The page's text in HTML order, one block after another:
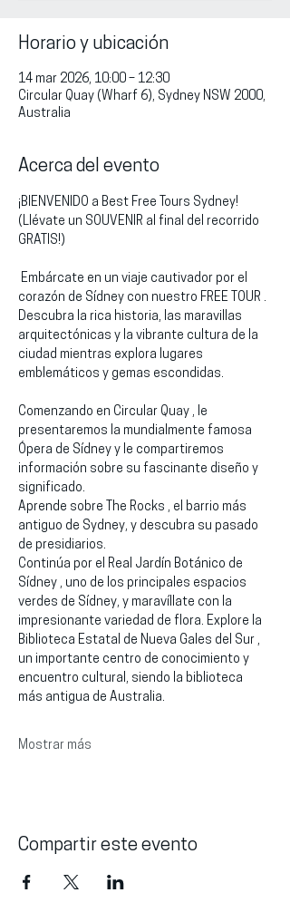
Horario y ubicación
14 mar 2026, 10:00 – 12:30
Circular Quay (Wharf 6), Sydney NSW 2000,
Australia
Acerca del evento
¡BIENVENIDO a Best Free Tours Sydney!
(Llévate un SOUVENIR al final del recorrido
GRATIS!)
corazón de Sídney con nuestro FREE TOUR .
Descubra la rica historia, las maravillas
arquitectónicas y la vibrante cultura de la
ciudad mientras explora lugares
emblemáticos y gemas escondidas.
Comenzando en Circular Quay , le
presentaremos la mundialmente famosa
Ópera de Sídney y le compartiremos
información sobre su fascinante diseño y
significado.
Aprende sobre The Rocks , el barrio más
antiguo de Sydney, y descubra su pasado
de presidiarios.
Continúa por el Real Jardín Botánico de
Sídney , uno de los principales espacios
verdes de Sídney, y maravíllate con la
impresionante variedad de flora. Explore la
Biblioteca Estatal de Nueva Gales del Sur ,
un importante centro de conocimiento y
encuentro cultural, siendo la biblioteca
más antigua de Australia.
Mostrar más
Compartir este evento